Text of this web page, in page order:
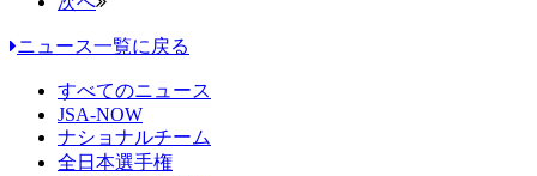
ニュース一覧に戻る
すべてのニュース
JSA-NOW
ナショナルチーム
全日本選手権